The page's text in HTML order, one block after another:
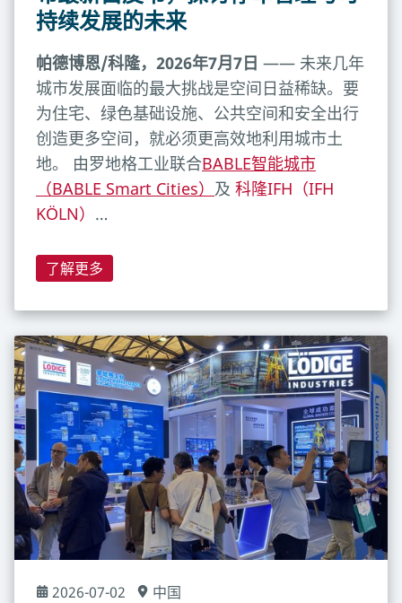
持续发展的未来
帕德博恩/科隆，2026年7月7日 —— 未来几年
城市发展面临的最大挑战是空间日益稀缺。要
为住宅、绿色基础设施、公共空间和安全出行
创造更多空间，就必须更高效地利用城市土
地。 由罗地格工业联合BABLE智能城市
（BABLE Smart Cities） 及 科隆IFH（IFH
KÖLN） …
了解更多
2026-07-02 中国